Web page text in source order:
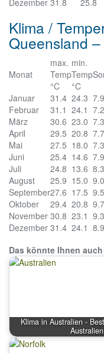
Dezember 31.8 25.8
Klima /
Queensland
Monat
max.
Temp
°C
min.
Temp
°C
Januar
31.4 24.3 7.9
Februar
31.1 24.1 7.2
März
30.6 23.0 7.3
April
29.5 20.8 7.7
Mai
27.5 18.0 7.3
Juni
25.4 14.6 7.9
Juli
24.8 13.6 8.3
August
25.9 15.0 9.0
September27.6 17.5 9.5
Oktober
29.4 20.8 9.7
November 30.8 23.1 9.3
Dezember 31.4 24.1 8.9
Das könnte Ihnen
Klima in Australien -
Australien